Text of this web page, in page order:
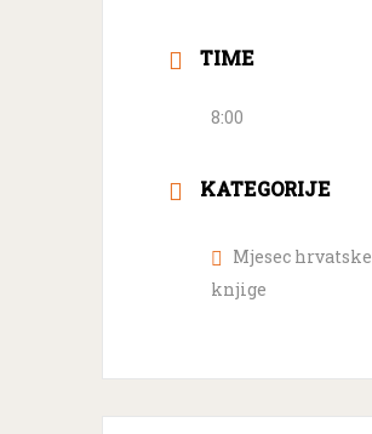
TIME
8:00
KATEGORIJE
Mjesec hrvatske
knjige